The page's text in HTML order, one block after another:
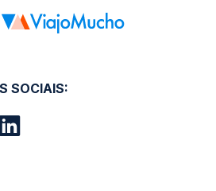
SOCIAIS: